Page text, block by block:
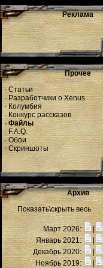
Реклама
Прочее
·Статьи
·Разработчики о Xenus
·Колумбия
·Конкурс рассказов
·Файлы
·F.A.Q.
· Обои
· Скриншоты
Архив
Показать\скрыть весь
Март 2026:
Январь 2021:
|
Декабрь 2020:
Ноябрь 2019: